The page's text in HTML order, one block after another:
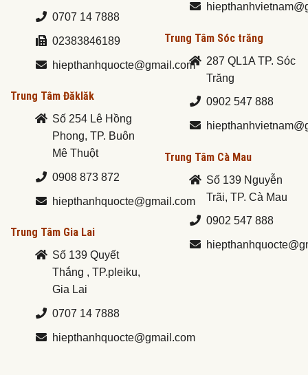
0707 14 7888
02383846189
hiepthanhquocte@gmail.com
Trung Tâm Đăklăk
Số 254 Lê Hồng
Phong, TP. Buôn
Mê Thuột
0908 873 872
hiepthanhquocte@gmail.com
Trung Tâm Gia Lai
Số 139 Quyết
Thắng , TP.pleiku,
Gia Lai
0707 14 7888
hiepthanhquocte@gmail.com
Trung Tâm Sóc trăng
287 QL1A TP. Sóc
Trăng
0902 547 888
Trung Tâm Cà Mau
Số 139 Nguyễn
Trãi, TP. Cà Mau
0902 547 888